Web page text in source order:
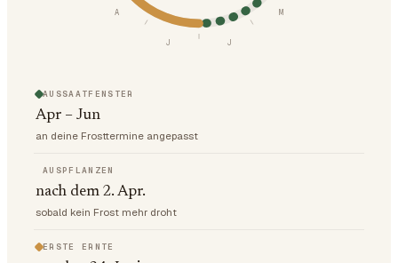
M
J
J
A
AUSSAATFENSTER
Apr – Jun
an deine Frosttermine angepasst
AUSPFLANZEN
nach dem 2. Apr.
sobald kein Frost mehr droht
ERSTE ERNTE